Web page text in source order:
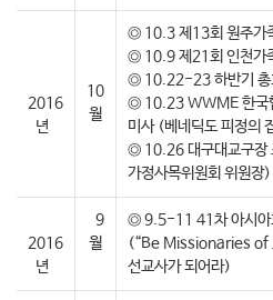
2016
년
10
월
◎ 10.3 제13회 원주가
◎ 10.9 제21회 인천가
◎ 10.22-23 하반기 총
◎ 10.23 WWME 한국
미사 (베네딕도 피정의
◎ 10.26 대구대교구장
가정사목위원회 위원장)
2016
년
9
월
◎ 9.5-11 41차 아시아
(“Be Missionaries of
선교사가 되어라)